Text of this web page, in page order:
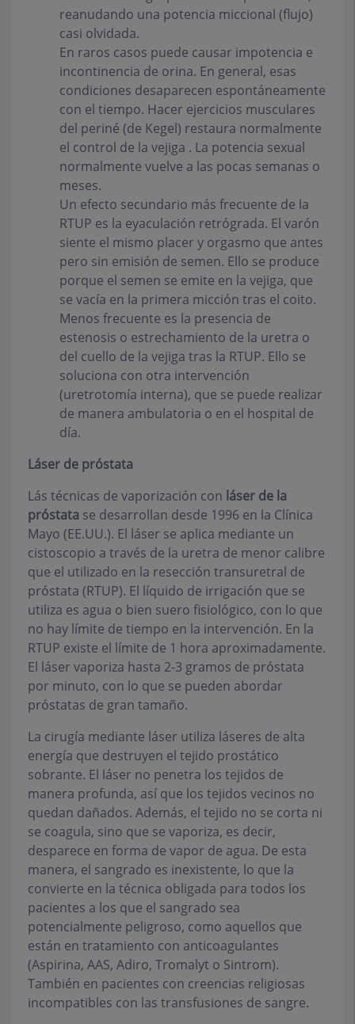
reanudando una potencia miccional (flujo)
casi olvidada.
En raros casos puede causar impotencia e
incontinencia de orina. En general, esas
condiciones desaparecen espontáneamente
con el tiempo. Hacer ejercicios musculares
del periné (de Kegel) restaura normalmente
el control de la vejiga . La potencia sexual
normalmente vuelve a las pocas semanas o
meses.
Un efecto secundario más frecuente de la
RTUP es la eyaculación retrógrada. El varón
siente el mismo placer y orgasmo que antes
pero sin emisión de semen. Ello se produce
porque el semen se emite en la vejiga, que
se vacía en la primera micción tras el coito.
Menos frecuente es la presencia de
estenosis o estrechamiento de la uretra o
del cuello de la vejiga tras la RTUP. Ello se
soluciona con otra intervención
(uretrotomía interna), que se puede realizar
de manera ambulatoria o en el hospital de
día.
Láser de próstata
Lás técnicas de vaporización con láser de la
próstata se desarrollan desde 1996 en la Clínica
Mayo (EE.UU.). El láser se aplica mediante un
cistoscopio a través de la uretra de menor calibre
que el utilizado en la resección transuretral de
próstata (RTUP). El líquido de irrigación que se
utiliza es agua o bien suero fisiológico, con lo que
no hay límite de tiempo en la intervención. En la
RTUP existe el límite de 1 hora aproximadamente.
El láser vaporiza hasta 2-3 gramos de próstata
por minuto, con lo que se pueden abordar
próstatas de gran tamaño.
La cirugía mediante láser utiliza láseres de alta
energía que destruyen el tejido prostático
sobrante. El láser no penetra los tejidos de
manera profunda, así que los tejidos vecinos no
quedan dañados. Además, el tejido no se corta ni
se coagula, sino que se vaporiza, es decir,
desparece en forma de vapor de agua. De esta
manera, el sangrado es inexistente, lo que la
convierte en la técnica obligada para todos los
pacientes a los que el sangrado sea
potencialmente peligroso, como aquellos que
están en tratamiento con anticoagulantes
(Aspirina, AAS, Adiro, Tromalyt o Sintrom).
También en pacientes con creencias religiosas
incompatibles con las transfusiones de sangre.